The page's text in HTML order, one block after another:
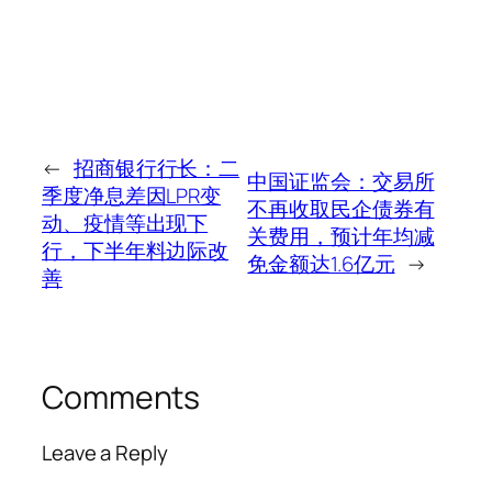
← 招商银行行长：二
季度净息差因LPR变
动、疫情等出现下
行，下半年料边际改
善
中国证监会：交易所
不再收取民企债券有
关费用，预计年均减
免金额达1.6亿元 →
Comments
Leave a Reply